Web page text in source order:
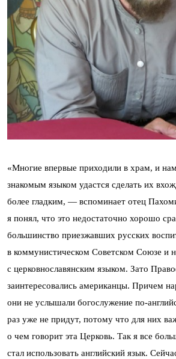
«Многие впервые приходили в храм, и нам
знакомым языком удастся сделать их
более гладким, — вспоминает отец
я понял, что это недостаточно хорошо
большинство приезжавших русских
в коммунистическом Советском Союзе и
с церковнославянским языком. Зато
заинтересовались американцы. Причем
они не услышали богослужение по-
раз уже не придут, потому что для них
о чем говорит эта Церковь. Так я все
стал использовать английский язык.